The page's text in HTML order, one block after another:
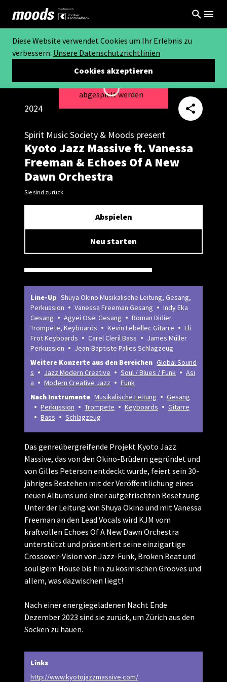
Diese Website verwendet Cookies um Ihr Erlebnis zu
verbessern. Unsere Datenschutzrichtlinien
Cookies akzeptieren
Dieses Video kann nicht
abgespielt werden
Loading...
2024
Kyoto Jazz Massive ft. Vanessa
Freeman & Echoes Of A New
Dawn Orchestra
Spirit Music Society & Moods present
Sie sind zurück
Abspielen
Neu starten
Line-Up Shuya Okino Musikalische Leitung, Gesang,
Perkussion
Vanessa Freeman Gesang
Indy Eka
Gesang
Agyei Osei Gesang
Roman Didier
Trompete, Keyboards
Kevin Lebellec Gitarre
Eli
Frot Keyboards
Carel Cleril Bass
James Müller
Perkussion
Jean-Baptiste Palies Schlagzeug
Weitere Konzerte aus den Bereichen Global Sound
s
Jazz Modern Creative Soul / Blues / Funk
Asi
a
Modern Creative Jazz
Funk
Nach Instrumente Musikalische Leitung
Gesang
Perkussion
Trompete Keyboards
Gitarre
Bass
Schlagzeug
Das genreübergreifende Projekt Kyoto Jazz
Massive, das von den Okino-Brüdern gegründet und
von Gilles Peterson entdeckt wurde, feiert sein 30-
jähriges Bestehen mit der Veröffentlichung eines
neuen Albums und einer aufgefrischten Besetzung.
Unter der Leitung von Shuya Okino und mit Vanessa
Freeman an den Lead Vocals wird KJM vom
kraftvollen Echoes Of A New Dawn Orchestra
unterstützt und präsentiert seine einzigartige
Crossover-Vision von Jazz-Funk, Broken Beat und
souligem House bis hin zu kosmischen Grooves und
allem, was dazwischen liegt!
Nach einer energiegeladenen Nacht Ende
Dezember 2023 sind sie zurück, um Zürich aus den
Socken zu hauen.
Links
http://www.kyotojazzmassive.com/